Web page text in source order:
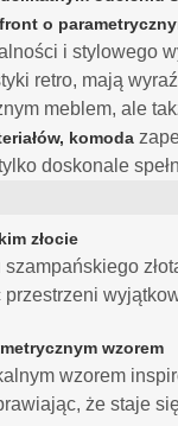
front o
i stylowego
retro, mają
meblem, ale
komoda
doskonale
złocie
wzorem
wzorem
że staje